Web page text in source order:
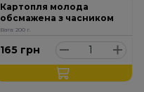
Картопля молода
обсмажена з часником
Вага: 200 г.
165 грн